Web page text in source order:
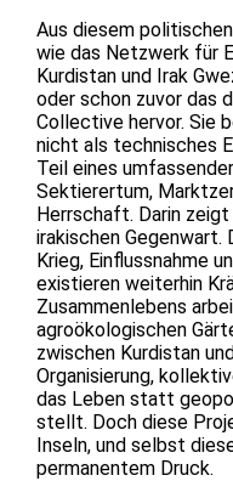
Aus diesem
wie das Netzwerk für
Kurdistan und Irak
oder schon zuvor das
Collective hervor. Sie
nicht als technisches
Teil eines
Sektierertum,
Herrschaft. Darin
irakischen Gegenwart.
Krieg, Einflussnahme
existieren weiterhin
Zusammenlebens
agroökologischen
zwischen Kurdistan
Organisierung,
das Leben statt
stellt. Doch diese
Inseln, und selbst
permanentem Druck.